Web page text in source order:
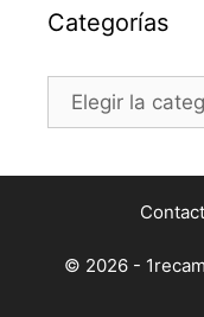
Categorías
Categorías
© 2026 -